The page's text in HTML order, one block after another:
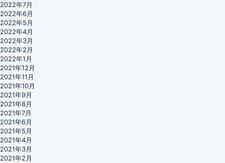
2022年7月
2022年6月
2022年5月
2022年4月
2022年3月
2022年2月
2022年1月
2021年12月
2021年11月
2021年10月
2021年9月
2021年8月
2021年7月
2021年6月
2021年5月
2021年4月
2021年3月
2021年2月